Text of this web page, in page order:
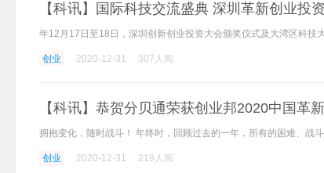
【科讯】国际科技交流盛典 深圳革新创业投
创业 2020-12-31 307人阅
【科讯】恭贺分贝通荣获创业邦2020中国革
创业 2020-12-31 219人阅